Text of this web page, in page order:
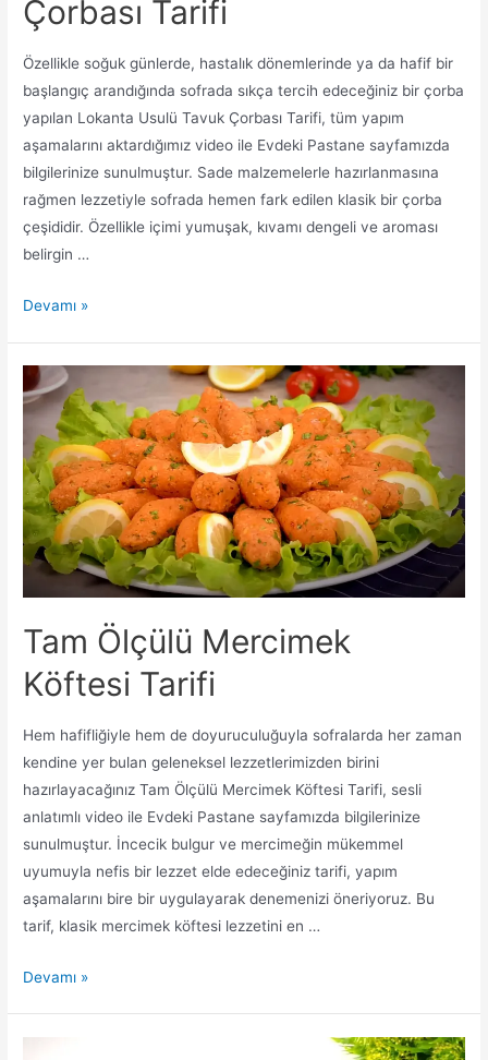
Çorbası Tarifi
Özellikle soğuk günlerde, hastalık dönemlerinde ya da hafif bir
başlangıç arandığında sofrada sıkça tercih edeceğiniz bir çorba
yapılan Lokanta Usulü Tavuk Çorbası Tarifi, tüm yapım
aşamalarını aktardığımız video ile Evdeki Pastane sayfamızda
bilgilerinize sunulmuştur. Sade malzemelerle hazırlanmasına
rağmen lezzetiyle sofrada hemen fark edilen klasik bir çorba
çeşididir. Özellikle içimi yumuşak, kıvamı dengeli ve aroması
belirgin …
Lokanta
Çorbası
Tarifi
Devamı »
Tam Ölçülü Mercimek
Köftesi Tarifi
Hem hafifliğiyle hem de doyuruculuğuyla sofralarda her zaman
kendine yer bulan geleneksel lezzetlerimizden birini
hazırlayacağınız Tam Ölçülü Mercimek Köftesi Tarifi, sesli
anlatımlı video ile Evdeki Pastane sayfamızda bilgilerinize
sunulmuştur. İncecik bulgur ve mercimeğin mükemmel
uyumuyla nefis bir lezzet elde edeceğiniz tarifi, yapım
aşamalarını bire bir uygulayarak denemenizi öneriyoruz. Bu
tarif, klasik mercimek köftesi lezzetini en …
Tam
Devamı »